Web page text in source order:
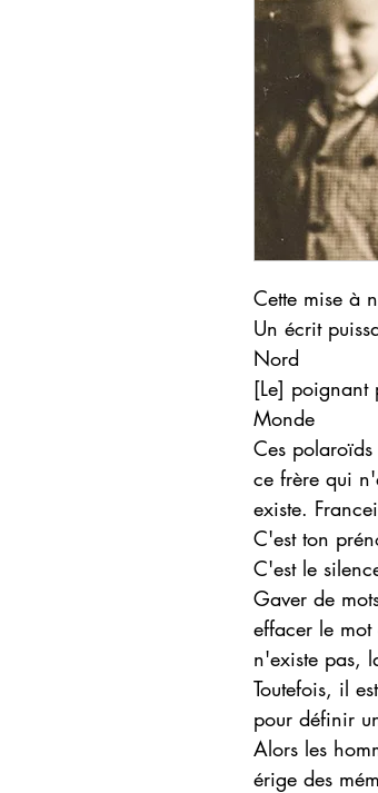
Cette mise à
Un écrit
Nord
[Le] poignant
Monde
Ces
ce frère qui
existe.
C'est ton
C'est le
Gaver de
effacer le
n'existe pas,
Toutefois, il
pour définir
Alors les
érige des